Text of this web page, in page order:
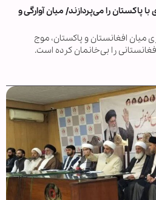
پاکستان را می‌پردازند/ میان آوارگی و
افغانستان و پاکستان، موج
افغانستانی را بی‌خانمان کرده است.